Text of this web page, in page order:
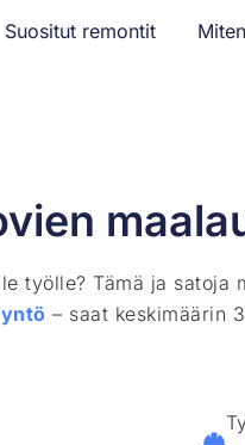
Suositut remontit
työlle? Tämä ja satoja
– saat keskimäärin